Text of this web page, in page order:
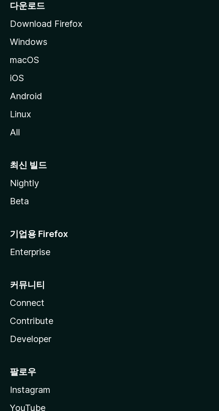
다운로드
Download Firefox
Windows
macOS
iOS
Android
Linux
All
최신 빌드
Nightly
Beta
기업용 Firefox
Enterprise
커뮤니티
Connect
Contribute
Developer
팔로우
Instagram
YouTube